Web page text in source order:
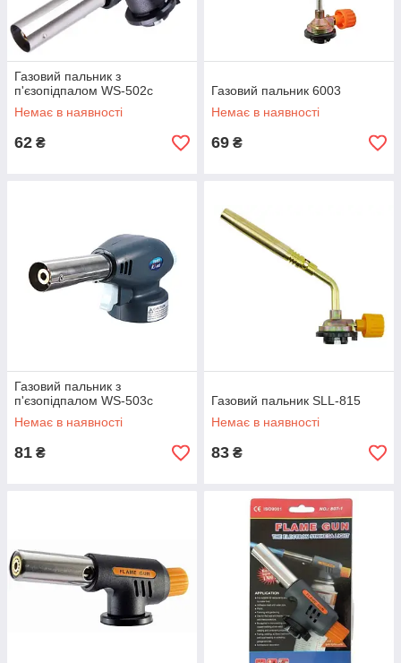
Газовий пальник з
п'єзопідпалом WS-502c
Немає в наявності
62 ₴
Газовий пальник 6003
Немає в наявності
69 ₴
Газовий пальник з
п'єзопідпалом WS-503c
Немає в наявності
81 ₴
Газовий пальник SLL-815
Немає в наявності
83 ₴